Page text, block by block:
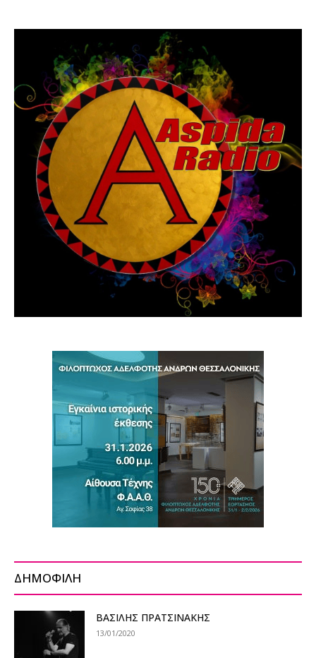
ΔΗΜΟΦΙΛΗ
ΒΑΣΙΛΗΣ ΠΡΑΤΣΙΝΑΚΗΣ
13/01/2020